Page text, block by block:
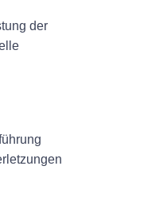
der